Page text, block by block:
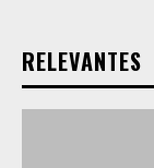
RELEVANTES